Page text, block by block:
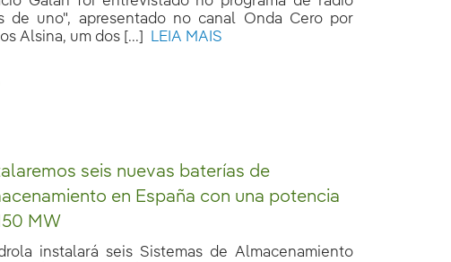
de uno", apresentado no canal Onda Cero por
Alsina, um dos [...]
LEIA MAIS
seis nuevas baterías de
en España con una potencia
MW
instalará seis Sistemas de Almacenamiento